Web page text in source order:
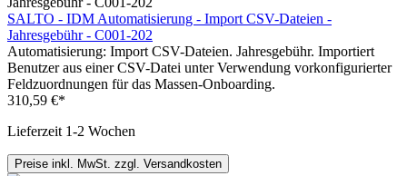
SALTO - IDM Automatisierung - Import CSV-Dateien -
Jahresgebühr - C001-202
Automatisierung: Import CSV-Dateien. Jahresgebühr. Importiert
Benutzer aus einer CSV-Datei unter Verwendung vorkonfigurierter
Feldzuordnungen für das Massen-Onboarding.
310,59 €*
Lieferzeit 1-2 Wochen
Preise inkl. MwSt. zzgl. Versandkosten